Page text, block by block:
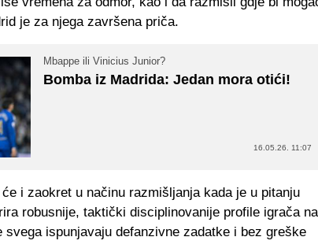
je za njega završena priča.
Mbappe ili Vinicius Junior?
Bomba iz Madrida: Jedan mora otići!
16.05.26. 11:07
i zaokret u načinu razmišljanja kada je u pitanju
robusnije, taktički disciplinovanije profile igrača na
ispunjavaju defanzivne zadatke i bez greške